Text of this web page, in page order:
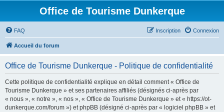
Office de Tourisme Dunkerque
FAQ Connexion
Inscription
Accueil du forum
Office de Tourisme Dunkerque - Politique de confidentialité
Cette politique de confidentialité explique en détail comment « Office de
Tourisme Dunkerque » et ses partenaires affiliés (désignés ci-après par
« nous », « notre », « nos », « Office de Tourisme Dunkerque » et « https://ot-
dunkerque.com/forum ») et phpBB (désigné ci-après par « logiciel phpBB » et